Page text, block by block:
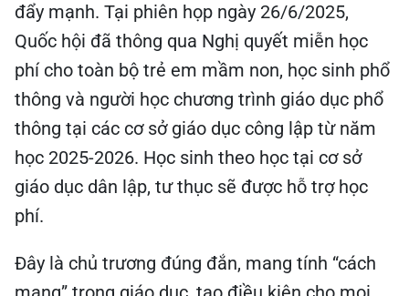
đẩy mạnh. Tại phiên họp ngày 26/6/2025,
Quốc hội đã thông qua Nghị quyết miễn học
phí cho toàn bộ trẻ em mầm non, học sinh phổ
thông và người học chương trình giáo dục phổ
thông tại các cơ sở giáo dục công lập từ năm
học 2025-2026. Học sinh theo học tại cơ sở
giáo dục dân lập, tư thục sẽ được hỗ trợ học
phí.
Đây là chủ trương đúng đắn, mang tính “cách